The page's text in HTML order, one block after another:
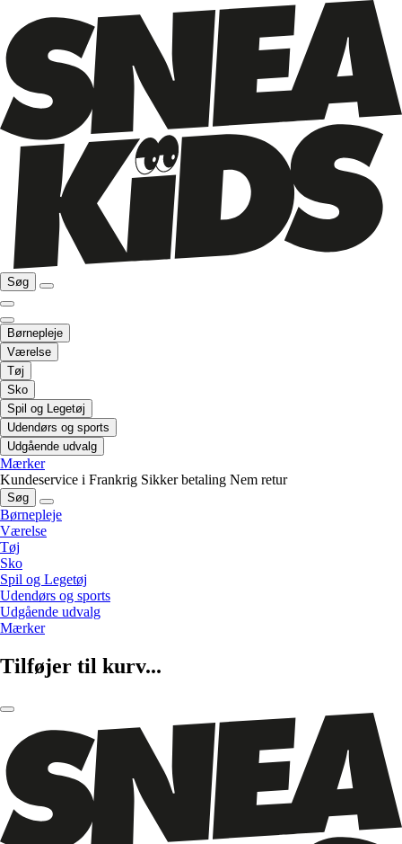
Søg
Børnepleje
Værelse
Tøj
Sko
Spil og Legetøj
Udendørs og sports
Udgående udvalg
Mærker
Kundeservice i Frankrig Sikker betaling Nem retur
Søg
Børnepleje
Værelse
Tøj
Sko
Spil og Legetøj
Udendørs og sports
Udgående udvalg
Mærker
Tilføjer til kurv...